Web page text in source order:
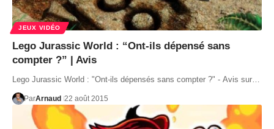
JEUX VIDÉO
Lego Jurassic World : “Ont-ils dépensé sans
compter ?” | Avis
Lego Jurassic World : "Ont-ils dépensés sans compter ?" - Avis sur…
ParArnaud 22 août 2015